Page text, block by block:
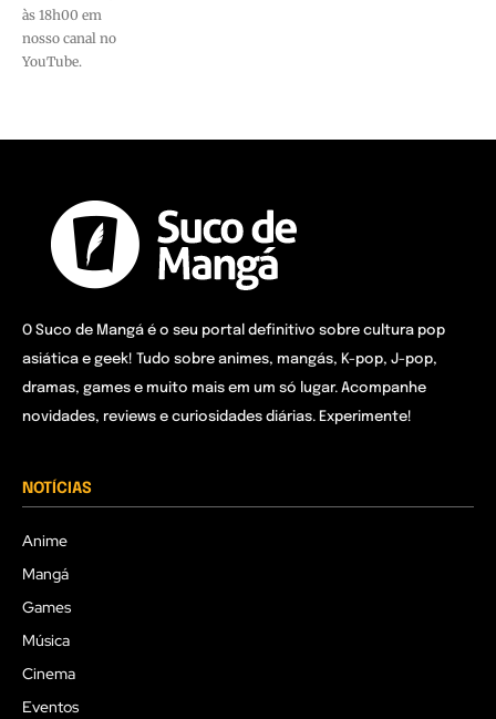
às 18h00 em
nosso canal no
YouTube.
O Suco de Mangá é o seu portal definitivo sobre cultura pop
asiática e geek! Tudo sobre animes, mangás, K-pop, J-pop,
dramas, games e muito mais em um só lugar. Acompanhe
novidades, reviews e curiosidades diárias. Experimente!
NOTÍCIAS
Anime
Mangá
Games
Música
Cinema
Eventos